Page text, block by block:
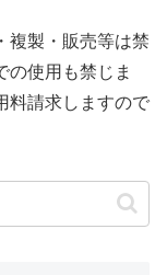
複製・販売等は禁
の使用も禁じま
料請求しますので